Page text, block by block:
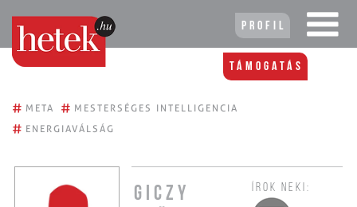
Profil
Támogatás
# META # MESTERSÉGES INTELLIGENCIA
# ENERGIAVÁLSÁG
GICZY
ÍROK NEKI: